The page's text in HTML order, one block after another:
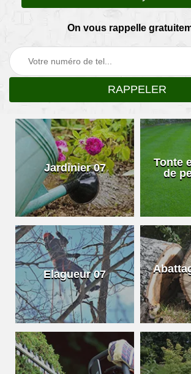
On vous rappelle
Jardinier 07
Tonte
de
Elagueur 07